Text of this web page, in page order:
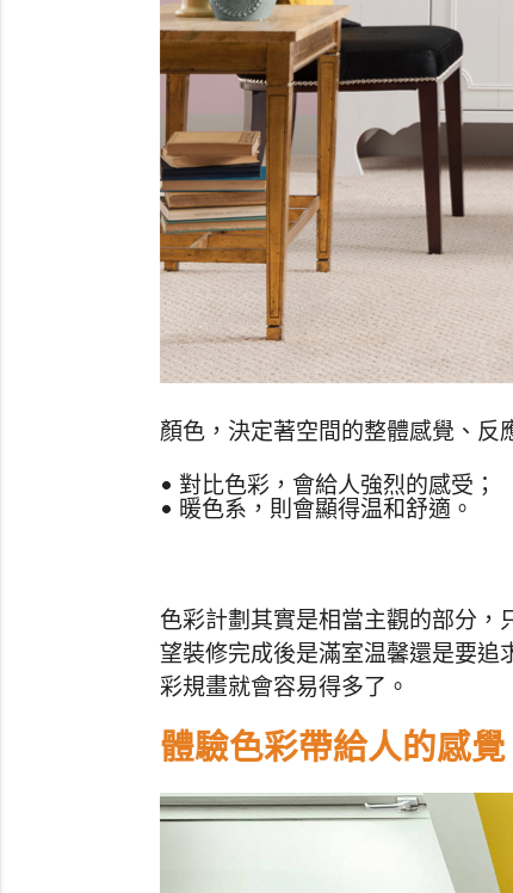
顏色，決定著空間的整體感覺、反
• 對比色彩，會給人強烈的感受；
• 暖色系，則會顯得温和舒適。
色彩計劃其實是相當主觀的部分，
望裝修完成後是滿室温馨還是要
彩規畫就會容易得多了。
體驗色彩帶給人的感覺